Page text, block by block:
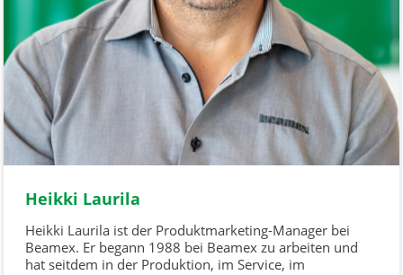
Heikki Laurila
Heikki Laurila ist der Produktmarketing-Manager bei
Beamex. Er begann 1988 bei Beamex zu arbeiten und
hat seitdem in der Produktion, im Service, im